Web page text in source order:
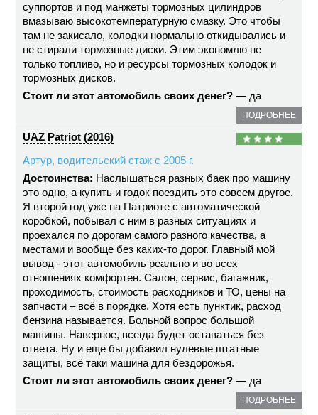
суппортов и под манжеты тормозных цилиндров
вмазываю высокотемпературную смазку. Это чтобы
там не закисало, колодки нормально откидывались и
не стирали тормозные диски. Этим экономлю не
только топливо, но и ресурсы тормозных колодок и
тормозных дисков.
Стоит ли этот автомобиль своих денег? — да
ПОДРОБНЕЕ
UAZ Patriot (2016)
Артур, водительский стаж с 2005 г.
Достоинства: Наслышаться разных баек про машину
это одно, а купить и годок поездить это совсем другое.
Я второй год уже на Патриоте с автоматической
коробкой, побывал с ним в разных ситуациях и
проехался по дорогам самого разного качества, а
местами и вообще без каких-то дорог. Главный мой
вывод - этот автомобиль реально и во всех
отношениях комфортен. Салон, сервис, багажник,
проходимость, стоимость расходников и ТО, цены на
запчасти – всё в порядке. Хотя есть пунктик, расход
бензина называется. Больной вопрос большой
машины. Наверное, всегда будет оставаться без
ответа. Ну и еще бы добавил нулевые штатные
защиты, всё таки машина для бездорожья.
Стоит ли этот автомобиль своих денег? — да
ПОДРОБНЕЕ